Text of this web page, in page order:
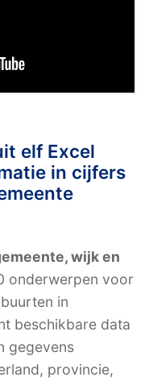
elf Excel
in cijfers
wijk en
onderwerpen voor
in
beschikbare data
gegevens
provincie,